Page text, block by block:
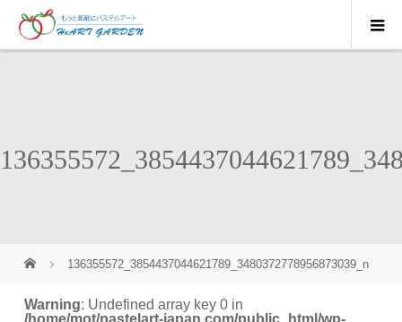
136355572_3854437044621789_3480372778956873039_n
Warning: Undefined array key 0 in
/home/mot/pastelart-japan.com/public_html/wp-